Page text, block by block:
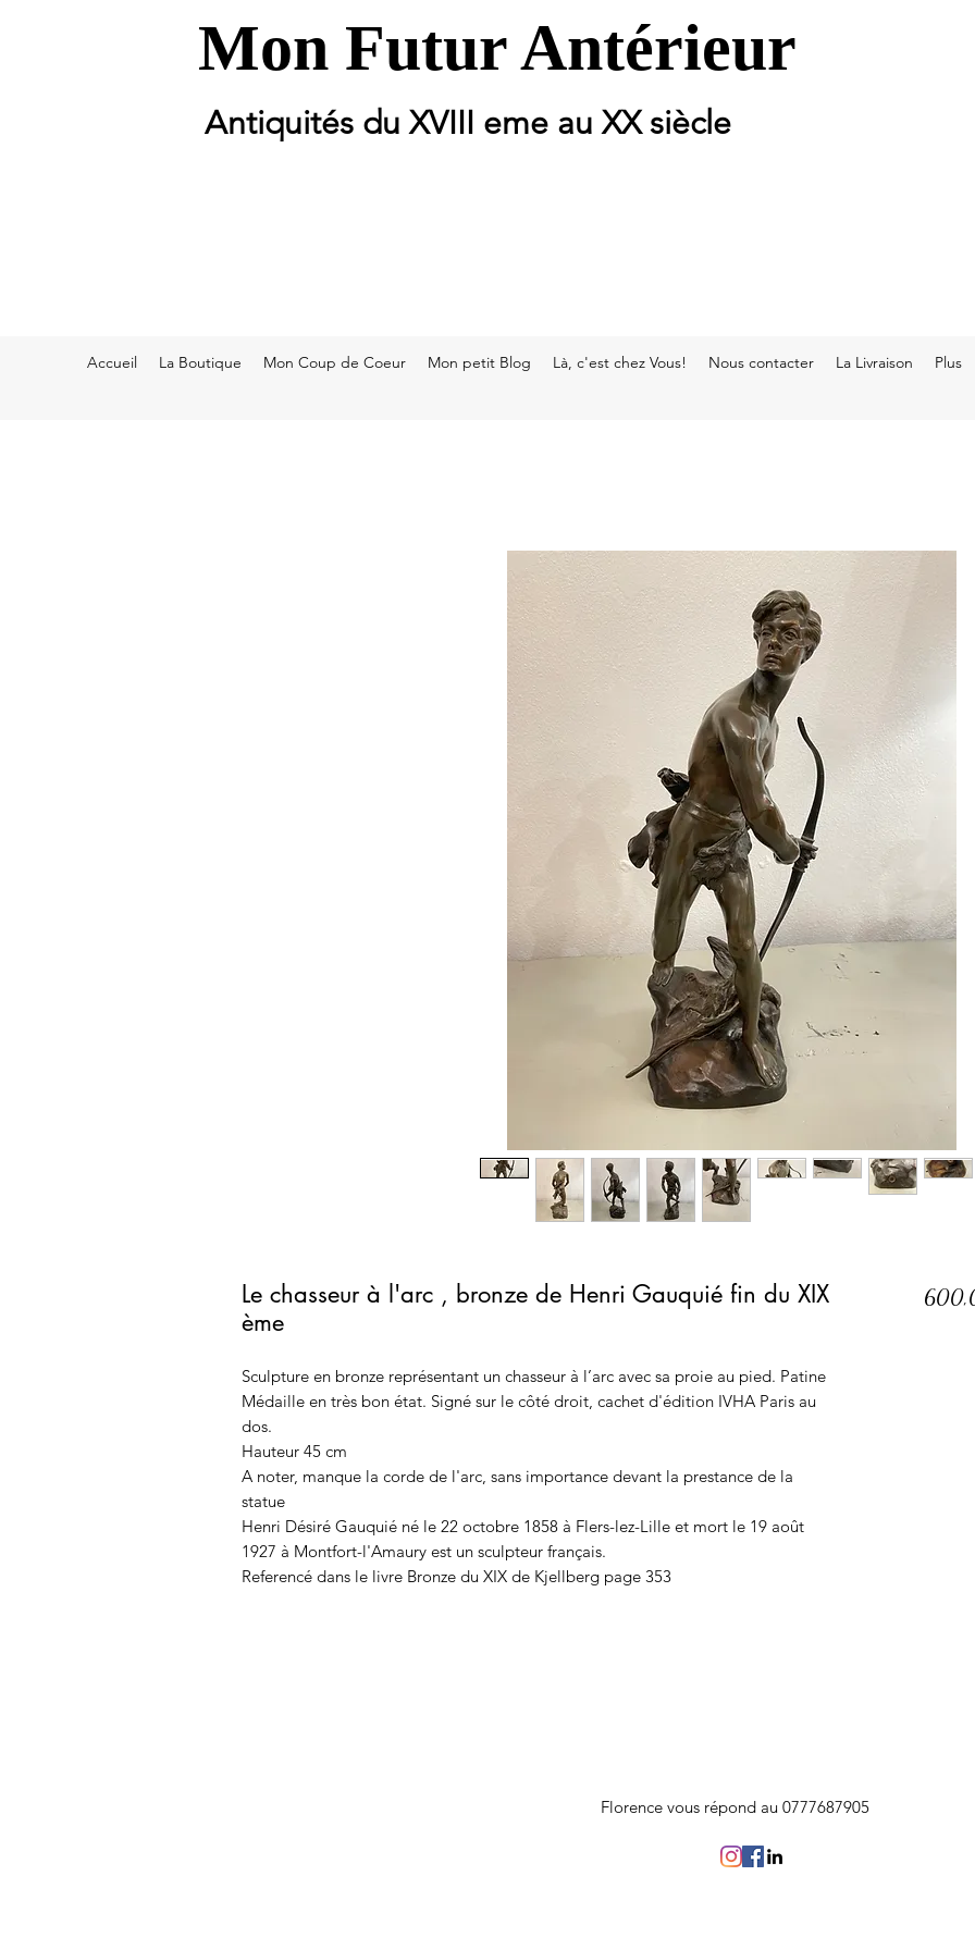
Mon Futur Antérieur
Antiquités du XVIII eme au XX siècle
Accueil La Boutique Mon Coup de Coeur Mon petit Blog Là, c'est chez Vous! Nous contacter La Livraison Plus
Le chasseur à l'arc , bronze de Henri Gauquié fin du XIX
ème
Sculpture en bronze représentant un chasseur à l’arc avec sa proie au pied. Patine
Médaille en très bon état. Signé sur le côté droit, cachet d'édition IVHA Paris au
dos.
Hauteur 45 cm
A noter, manque la corde de l'arc, sans importance devant la prestance de la
statue
Henri Désiré Gauquié né le 22 octobre 1858 à Flers-lez-Lille et mort le 19 août
1927 à Montfort-l'Amaury est un sculpteur français.
Referencé dans le livre Bronze du XIX de Kjellberg page 353
Florence vous répond au 0777687905